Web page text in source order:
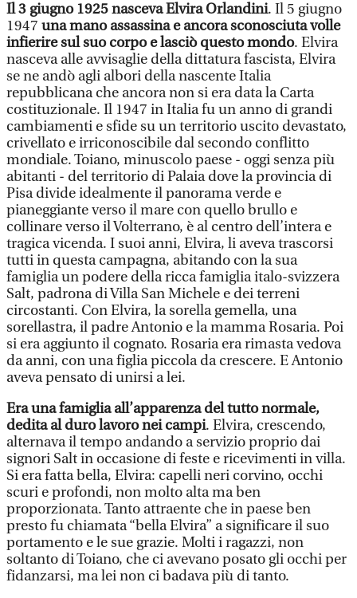
Il 3 giugno 1925 nasceva Elvira Orlandini. Il 5 giugno
1947 una mano assassina e ancora sconosciuta volle
infierire sul suo corpo e lasciò questo mondo. Elvira
nasceva alle avvisaglie della dittatura fascista, Elvira
se ne andò agli albori della nascente Italia
repubblicana che ancora non si era data la Carta
costituzionale. Il 1947 in Italia fu un anno di grandi
cambiamenti e sfide su un territorio uscito devastato,
crivellato e irriconoscibile dal secondo conflitto
mondiale. Toiano, minuscolo paese - oggi senza più
abitanti - del territorio di Palaia dove la provincia di
Pisa divide idealmente il panorama verde e
pianeggiante verso il mare con quello brullo e
collinare verso il Volterrano, è al centro dell’intera e
tragica vicenda. I suoi anni, Elvira, li aveva trascorsi
tutti in questa campagna, abitando con la sua
famiglia un podere della ricca famiglia italo-svizzera
Salt, padrona di Villa San Michele e dei terreni
circostanti. Con Elvira, la sorella gemella, una
sorellastra, il padre Antonio e la mamma Rosaria. Poi
si era aggiunto il cognato. Rosaria era rimasta vedova
da anni, con una figlia piccola da crescere. E Antonio
aveva pensato di unirsi a lei.
Era una famiglia all’apparenza del tutto normale,
dedita al duro lavoro nei campi. Elvira, crescendo,
alternava il tempo andando a servizio proprio dai
signori Salt in occasione di feste e ricevimenti in villa.
Si era fatta bella, Elvira: capelli neri corvino, occhi
scuri e profondi, non molto alta ma ben
proporzionata. Tanto attraente che in paese ben
presto fu chiamata “bella Elvira” a significare il suo
portamento e le sue grazie. Molti i ragazzi, non
soltanto di Toiano, che ci avevano posato gli occhi per
fidanzarsi, ma lei non ci badava più di tanto.